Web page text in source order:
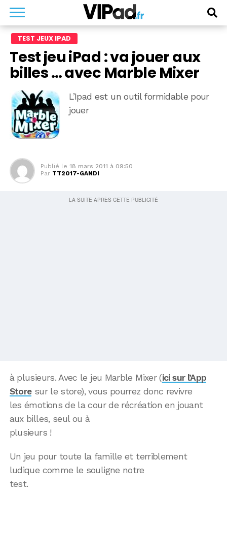
TEST JEUX IPAD
Test jeu iPad : va jouer aux
billes … avec Marble Mixer
L’Ipad est un outil formidable pour
jouer
Publié le 18 mars 2011 à 09:50
Par TT2017-GANDI
à plusieurs. Avec le jeu Marble Mixer (ici sur l’App
Storesur le store), vous pourrez donc revivre
les émotions de la cour de récréation en jouant
aux billes, seul ou à
plusieurs !
Un jeu pour toute la famille et terriblement
ludique comme le souligne notre
test.